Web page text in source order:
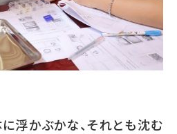
浮かぶかな、それとも沈む